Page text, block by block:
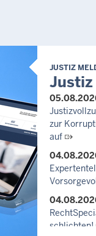
JUSTIZ
zur
auf
schlichten!